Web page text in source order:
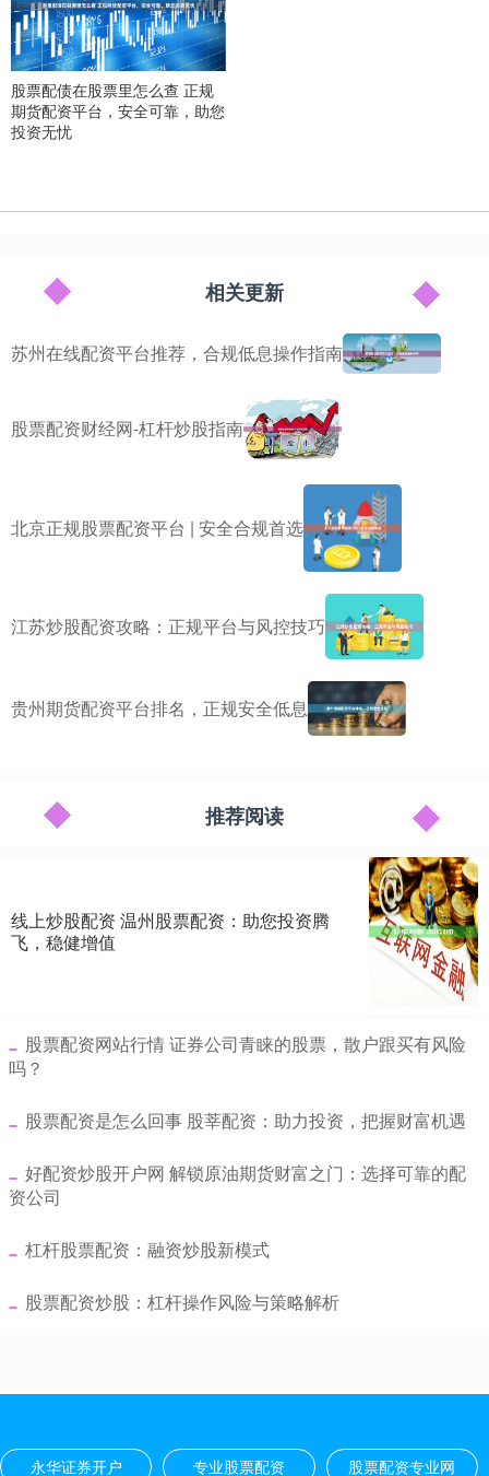
股票配债在股票里怎么查 正规
期货配资平台，安全可靠，助您
投资无忧
相关更新
苏州在线配资平台推荐，合规低息操作指南
股票配资财经网-杠杆炒股指南
北京正规股票配资平台 | 安全合规首选
江苏炒股配资攻略：正规平台与风控技巧
贵州期货配资平台排名，正规安全低息
推荐阅读
线上炒股配资 温州股票配资：助您投资腾
飞，稳健增值
​股票配资网站行情 证券公司青睐的股票，散户跟买有风险
吗？
​股票配资是怎么回事 股莘配资：助力投资，把握财富机遇
​好配资炒股开户网 解锁原油期货财富之门：选择可靠的配
资公司
​杠杆股票配资：融资炒股新模式
​股票配资炒股：杠杆操作风险与策略解析
永华证券开户 专业股票配资 股票配资专业网